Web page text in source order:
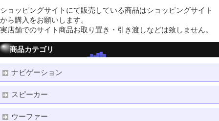
ショッピングサイトにて販売している商品はショッピングサイト
から購入をお願いします。
実店舗でのサイト商品お取り置き・引き渡しなどは致しません。
商品カテゴリ
ナビゲーション
スピーカー
ウーファー